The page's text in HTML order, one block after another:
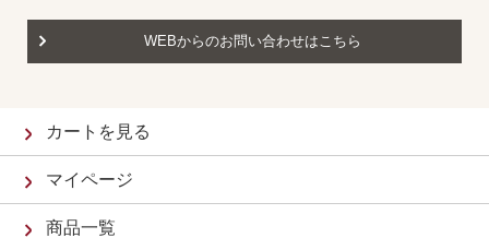
WEBからのお問い合わせはこちら
カートを見る
マイページ
商品一覧